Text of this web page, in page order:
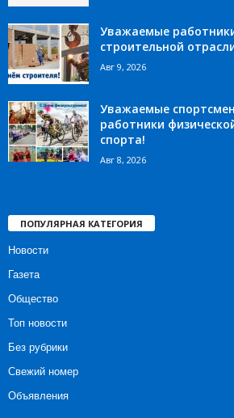
Уважаемые
строительной
Авг 9, 2026
Уважаемые
работники
спорта!
Авг 8, 2026
ПОПУЛЯРНАЯ КАТЕГОРИЯ
Новости
Газета
Общество
Топ новости
Без рубрики
Свежий номер
Объявления